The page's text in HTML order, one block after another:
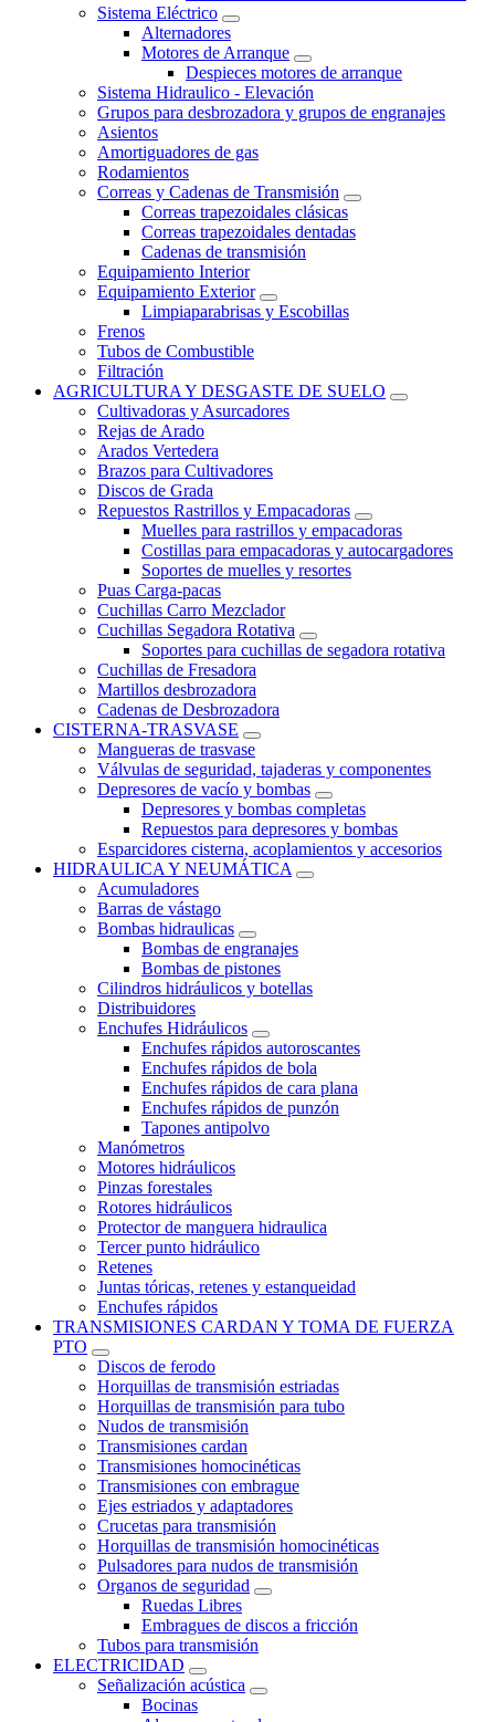
Sistema Eléctrico
Alternadores
Motores de Arranque
Despieces motores de arranque
Sistema Hidraulico - Elevación
Grupos para desbrozadora y grupos de engranajes
Asientos
Amortiguadores de gas
Rodamientos
Correas y Cadenas de Transmisión
Correas trapezoidales clásicas
Correas trapezoidales dentadas
Cadenas de transmisión
Equipamiento Interior
Equipamiento Exterior
Limpiaparabrisas y Escobillas
Frenos
Tubos de Combustible
Filtración
AGRICULTURA Y DESGASTE DE SUELO
Cultivadoras y Asurcadores
Rejas de Arado
Arados Vertedera
Brazos para Cultivadores
Discos de Grada
Repuestos Rastrillos y Empacadoras
Muelles para rastrillos y empacadoras
Costillas para empacadoras y autocargadores
Soportes de muelles y resortes
Puas Carga-pacas
Cuchillas Carro Mezclador
Cuchillas Segadora Rotativa
Soportes para cuchillas de segadora rotativa
Cuchillas de Fresadora
Martillos desbrozadora
Cadenas de Desbrozadora
CISTERNA-TRASVASE
Mangueras de trasvase
Válvulas de seguridad, tajaderas y componentes
Depresores de vacío y bombas
Depresores y bombas completas
Repuestos para depresores y bombas
Esparcidores cisterna, acoplamientos y accesorios
HIDRAULICA Y NEUMÁTICA
Acumuladores
Barras de vástago
Bombas hidraulicas
Bombas de engranajes
Bombas de pistones
Cilindros hidráulicos y botellas
Distribuidores
Enchufes Hidráulicos
Enchufes rápidos autoroscantes
Enchufes rápidos de bola
Enchufes rápidos de cara plana
Enchufes rápidos de punzón
Tapones antipolvo
Manómetros
Motores hidráulicos
Pinzas forestales
Rotores hidráulicos
Protector de manguera hidraulica
Tercer punto hidráulico
Retenes
Juntas tóricas, retenes y estanqueidad
Enchufes rápidos
TRANSMISIONES CARDAN Y TOMA DE FUERZA
PTO
Discos de ferodo
Horquillas de transmisión estriadas
Horquillas de transmisión para tubo
Nudos de transmisión
Transmisiones cardan
Transmisiones homocinéticas
Transmisiones con embrague
Ejes estriados y adaptadores
Crucetas para transmisión
Horquillas de transmisión homocinéticas
Pulsadores para nudos de transmisión
Organos de seguridad
Ruedas Libres
Embragues de discos a fricción
Tubos para transmisión
ELECTRICIDAD
Señalización acústica
Bocinas